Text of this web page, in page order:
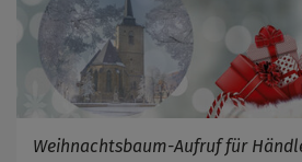
Weihnachtsbaum-Aufruf für